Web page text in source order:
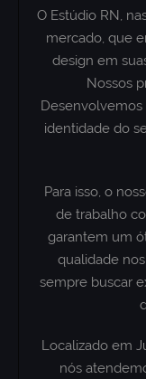
O Estúdio RN,
mercado, que
design em
Nossos
Desenvolvemos
identidade do
Para isso, o
de trabalho
garantem um
qualidade
sempre buscar
Localizado em
nós